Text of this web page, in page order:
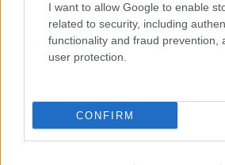
I want to allow Google to enable
related to security, including
functionality and fraud prevention,
user protection.
CONFIRM
Színház Premier Fiatalok Színház- és
Egyetem Jurányi Produkciós Közösségi